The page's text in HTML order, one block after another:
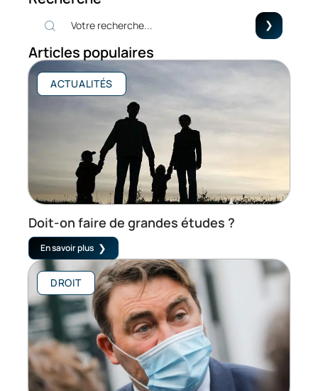
Articles populaires
ACTUALITÉS
Doit-on faire de grandes études ?
En savoir plus
DROIT